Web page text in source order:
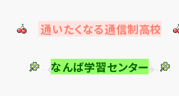
通いたくなる通信制高校
なんば学習センター